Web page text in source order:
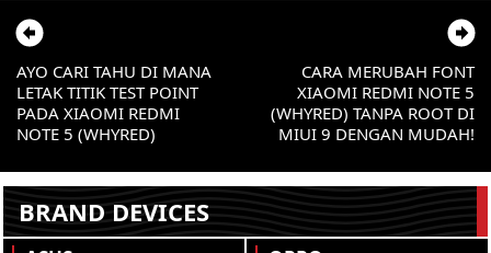
CARA MERUBAH FONT
XIAOMI REDMI NOTE 5
(WHYRED) TANPA ROOT DI
MIUI 9 DENGAN MUDAH!
AYO CARI TAHU DI MANA
LETAK TITIK TEST POINT
PADA XIAOMI REDMI
NOTE 5 (WHYRED)
BRAND DEVICES